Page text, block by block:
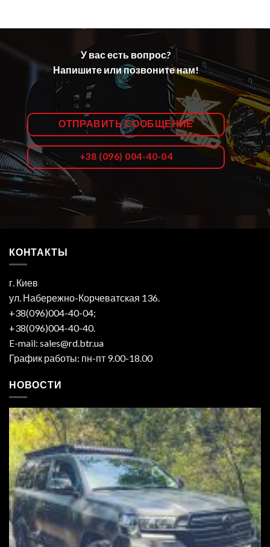
У вас есть вопрос?
Напишите или позвоните нам!
ОТПРАВИТЬ СООБЩЕНИЕ
+38 (096) 004-40-04
КОНТАКТЫ
г. Киев
ул. Набережно-Корчеватская 136.
+38(096)004-40-04;
+38(096)004-40-40.
E-mail: sales@rd.btr.ua
График работы: пн-пт 9.00-18.00
НОВОСТИ